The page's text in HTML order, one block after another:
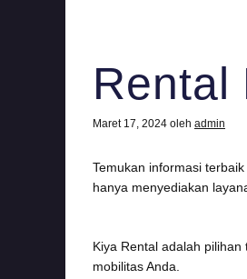
Rental
Maret 17, 2024 oleh admin
Temukan informasi
hanya menyediakan
Kiya Rental adalah
mobilitas Anda.